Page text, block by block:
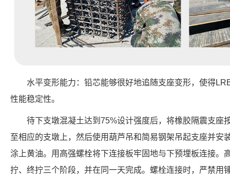
水平变形能力：铅芯能够很好地追随支座变形，使得
性能稳定性。
待下支墩混凝土达到75%设计强度后，将橡胶隔震支座
至相应的支墩上，然后使用葫芦吊和简易钢架吊起支座并安
涂上黄油。用高强螺栓将下连接板牢固地与下预埋板连接。
拧、终拧三个阶段，并在同一天完成。螺栓连接时，严禁用